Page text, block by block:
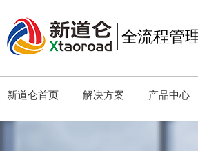
全流程管
新道仑首页 解决方案 产品中心